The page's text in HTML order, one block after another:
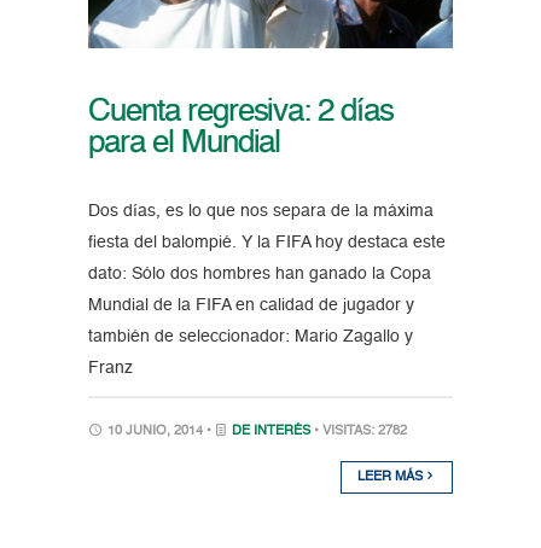
Cuenta regresiva: 2 días
para el Mundial
Dos días, es lo que nos separa de la máxima
fiesta del balompié. Y la FIFA hoy destaca este
dato: Sólo dos hombres han ganado la Copa
Mundial de la FIFA en calidad de jugador y
también de seleccionador: Mario Zagallo y
Franz
10 JUNIO, 2014 • DE INTERÉS • VISITAS: 2782
LEER MÁS